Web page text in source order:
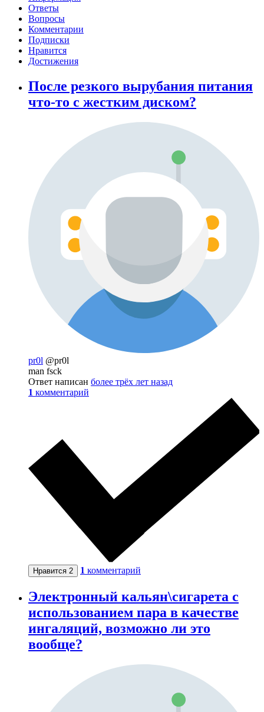
Ответы
Вопросы
Комментарии
Подписки
Нравится
Достижения
После резкого вырубания питания
что-то с жестким диском?
pr0l @pr0l
man fsck
Ответ написан более трёх лет назад
1 комментарий
Нравится 2 1 комментарий
Электронный кальян\сигарета с
использованием пара в качестве
ингаляций, возможно ли это
вообще?